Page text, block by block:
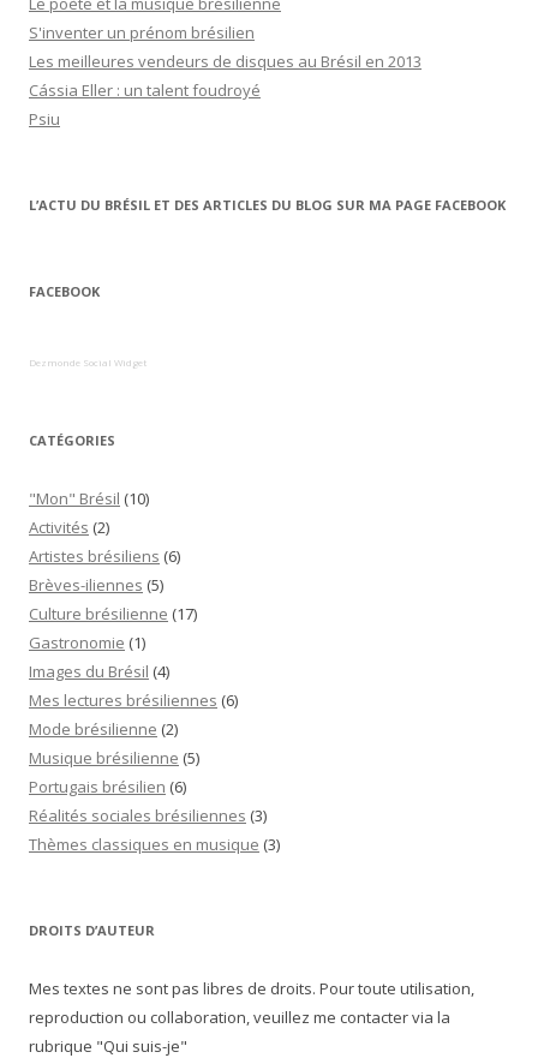
S'inventer un prénom brésilien
Les meilleures vendeurs de disques au Brésil en 2013
Cássia Eller : un talent foudroyé
Psiu
L’ACTU DU BRÉSIL ET DES ARTICLES DU BLOG SUR MA PAGE FACEBOOK
FACEBOOK
Dezmonde Social Widget
CATÉGORIES
"Mon" Brésil (10)
Activités (2)
Artistes brésiliens (6)
Brèves-iliennes (5)
Culture brésilienne (17)
Gastronomie (1)
Images du Brésil (4)
Mes lectures brésiliennes (6)
Mode brésilienne (2)
Musique brésilienne (5)
Portugais brésilien (6)
Réalités sociales brésiliennes (3)
Thèmes classiques en musique (3)
DROITS D’AUTEUR
Mes textes ne sont pas libres de droits. Pour toute utilisation,
reproduction ou collaboration, veuillez me contacter via la
rubrique "Qui suis-je"